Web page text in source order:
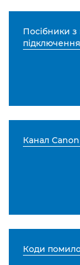
Посібники
Канал
Коди